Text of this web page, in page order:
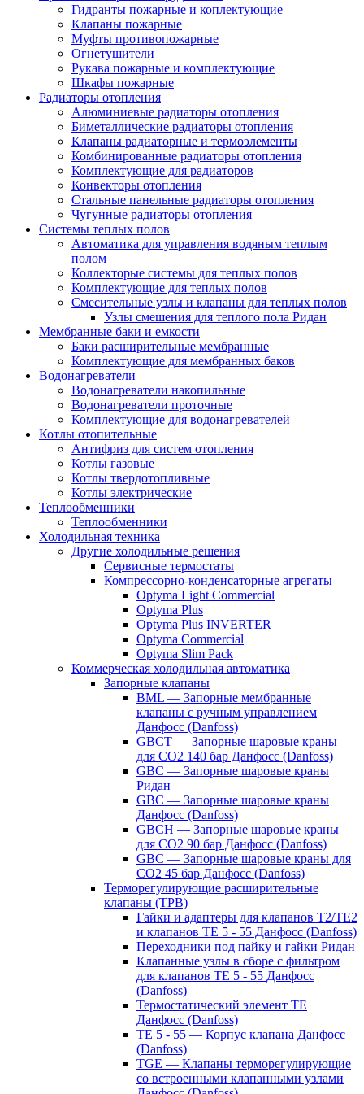
Гидранты пожарные и коплектующие
Клапаны пожарные
Муфты противопожарные
Огнетушители
Рукава пожарные и комплектующие
Шкафы пожарные
Радиаторы отопления
Алюминиевые радиаторы отопления
Биметаллические радиаторы отопления
Клапаны радиаторные и термоэлементы
Комбинированные радиаторы отопления
Комплектующие для радиаторов
Конвекторы отопления
Стальные панельные радиаторы отопления
Чугунные радиаторы отопления
Системы теплых полов
Автоматика для управления водяным теплым
полом
Коллекторые системы для теплых полов
Комплектующие для теплых полов
Смесительные узлы и клапаны для теплых полов
Узлы смешения для теплого пола Ридан
Мембранные баки и емкости
Баки расширительные мембранные
Комплектующие для мембранных баков
Водонагреватели
Водонагреватели накопильные
Водонагреватели проточные
Комплектующие для водонагревателей
Котлы отопительные
Антифриз для систем отопления
Котлы газовые
Котлы твердотопливные
Котлы электрические
Теплообменники
Теплообменники
Холодильная техника
Другие холодильные решения
Сервисные термостаты
Компрессорно-конденсаторные агрегаты
Optyma Light Commercial
Optyma Plus
Optyma Plus INVERTER
Optyma Commercial
Optyma Slim Pack
Коммерческая холодильная автоматика
Запорные клапаны
BML — Запорные мембранные
клапаны с ручным управлением
Данфосс (Danfoss)
GBCT — Запорные шаровые краны
для CO2 140 бар Данфосс (Danfoss)
GBC — Запорные шаровые краны
Ридан
GBC — Запорные шаровые краны
Данфосс (Danfoss)
GBCH — Запорные шаровые краны
для CO2 90 бар Данфосс (Danfoss)
GBC — Запорные шаровые краны для
CO2 45 бар Данфосс (Danfoss)
Терморегулирующие расширительные
клапаны (ТРВ)
Гайки и адаптеры для клапанов T2/TE2
и клапанов TE 5 - 55 Данфосс (Danfoss)
Переходники под пайку и гайки Ридан
Клапанные узлы в сборе с фильтром
для клапанов TE 5 - 55 Данфосс
(Danfoss)
Термостатический элемент TE
Данфосс (Danfoss)
TE 5 - 55 — Корпус клапана Данфосс
(Danfoss)
TGE — Клапаны терморегулирующие
со встроенными клапанными узлами